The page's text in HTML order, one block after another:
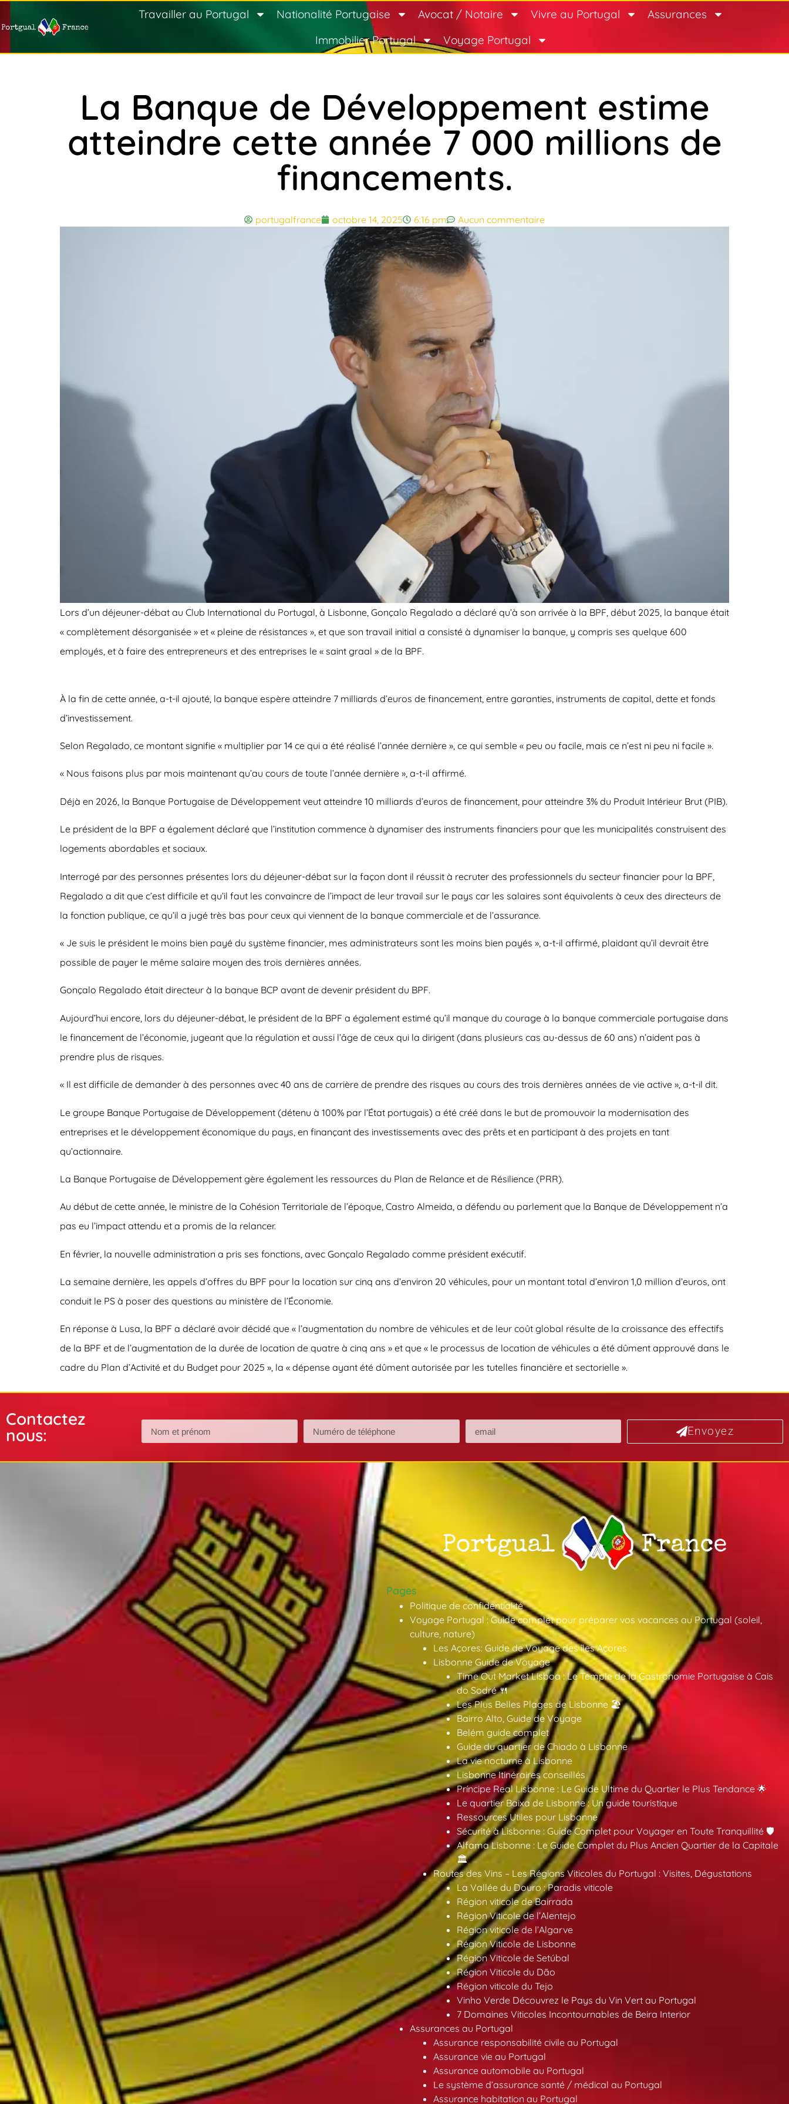
Travailler au Portugal Nationalité Portugaise Avocat / Notaire Vivre au Portugal
Assurances
Immobilier Portugal
Voyage Portugal
La Banque de Développement estime
atteindre cette année 7 000 millions de
financements.
portugalfrance octobre 14, 2025 6:16 pm Aucun commentaire
Lors d’un déjeuner-débat au Club International du Portugal, à Lisbonne, Gonçalo Regalado a déclaré qu’à son arrivée à la BPF, début 2025, la banque était
« complètement désorganisée » et « pleine de résistances », et que son travail initial a consisté à dynamiser la banque, y compris ses quelque 600
employés, et à faire des entrepreneurs et des entreprises le « saint graal » de la BPF.
À la fin de cette année, a-t-il ajouté, la banque espère atteindre 7 milliards d’euros de financement, entre garanties, instruments de capital, dette et fonds
d’investissement.
Selon Regalado, ce montant signifie « multiplier par 14 ce qui a été réalisé l’année dernière », ce qui semble « peu ou facile, mais ce n’est ni peu ni facile ».
« Nous faisons plus par mois maintenant qu’au cours de toute l’année dernière », a-t-il affirmé.
Déjà en 2026, la Banque Portugaise de Développement veut atteindre 10 milliards d’euros de financement, pour atteindre 3% du Produit Intérieur Brut (PIB).
Le président de la BPF a également déclaré que l’institution commence à dynamiser des instruments financiers pour que les municipalités construisent des
logements abordables et sociaux.
Interrogé par des personnes présentes lors du déjeuner-débat sur la façon dont il réussit à recruter des professionnels du secteur financier pour la BPF,
Regalado a dit que c’est difficile et qu’il faut les convaincre de l’impact de leur travail sur le pays car les salaires sont équivalents à ceux des directeurs de
la fonction publique, ce qu’il a jugé très bas pour ceux qui viennent de la banque commerciale et de l’assurance.
« Je suis le président le moins bien payé du système financier, mes administrateurs sont les moins bien payés », a-t-il affirmé, plaidant qu’il devrait être
possible de payer le même salaire moyen des trois dernières années.
Gonçalo Regalado était directeur à la banque BCP avant de devenir président du BPF.
Aujourd’hui encore, lors du déjeuner-débat, le président de la BPF a également estimé qu’il manque du courage à la banque commerciale portugaise dans
le financement de l’économie, jugeant que la régulation et aussi l’âge de ceux qui la dirigent (dans plusieurs cas au-dessus de 60 ans) n’aident pas à
prendre plus de risques.
« Il est difficile de demander à des personnes avec 40 ans de carrière de prendre des risques au cours des trois dernières années de vie active », a-t-il dit.
Le groupe Banque Portugaise de Développement (détenu à 100% par l’État portugais) a été créé dans le but de promouvoir la modernisation des
entreprises et le développement économique du pays, en finançant des investissements avec des prêts et en participant à des projets en tant
qu’actionnaire.
La Banque Portugaise de Développement gère également les ressources du Plan de Relance et de Résilience (PRR).
Au début de cette année, le ministre de la Cohésion Territoriale de l’époque, Castro Almeida, a défendu au parlement que la Banque de Développement n’a
pas eu l’impact attendu et a promis de la relancer.
En février, la nouvelle administration a pris ses fonctions, avec Gonçalo Regalado comme président exécutif.
La semaine dernière, les appels d’offres du BPF pour la location sur cinq ans d’environ 20 véhicules, pour un montant total d’environ 1,0 million d’euros, ont
conduit le PS à poser des questions au ministère de l’Économie.
En réponse à Lusa, la BPF a déclaré avoir décidé que « l’augmentation du nombre de véhicules et de leur coût global résulte de la croissance des effectifs
de la BPF et de l’augmentation de la durée de location de quatre à cinq ans » et que « le processus de location de véhicules a été dûment approuvé dans le
cadre du Plan d’Activité et du Budget pour 2025 », la « dépense ayant été dûment autorisée par les tutelles financière et sectorielle ».
Contactez
nous:
Envoyez
Pages
Politique de confidentialité
Voyage Portugal : Guide complet pour préparer vos vacances au Portugal (soleil,
culture, nature)
Les Açores: Guide de Voyage des îles Açores
Lisbonne Guide de Voyage
Time Out Market Lisboa : Le Temple de la Gastronomie Portugaise à Cais
do Sodré 🍴
Les Plus Belles Plages de Lisbonne 🏖️
Bairro Alto, Guide de Voyage
Belém guide complet
Guide du quartier de Chiado à Lisbonne
La vie nocturne à Lisbonne
Lisbonne Itinéraires conseillés
Príncipe Real Lisbonne : Le Guide Ultime du Quartier le Plus Tendance 🌟
Le quartier Baixa de Lisbonne : Un guide touristique
Ressources Utiles pour Lisbonne
Sécurité à Lisbonne : Guide Complet pour Voyager en Toute Tranquillité 🛡️
Alfama Lisbonne : Le Guide Complet du Plus Ancien Quartier de la Capitale
🏛️
Routes des Vins – Les Régions Viticoles du Portugal : Visites, Dégustations
La Vallée du Douro : Paradis viticole
Région viticole de Bairrada
Région Viticole de l’Alentejo
Région viticole de l’Algarve
Région Viticole de Lisbonne
Région Viticole de Setúbal
Région Viticole du Dão
Région viticole du Tejo
Vinho Verde Découvrez le Pays du Vin Vert au Portugal
7 Domaines Viticoles Incontournables de Beira Interior
Assurances au Portugal
Assurance responsabilité civile au Portugal
Assurance vie au Portugal
Assurance automobile au Portugal
Le système d’assurance santé / médical au Portugal
Assurance habitation au Portugal